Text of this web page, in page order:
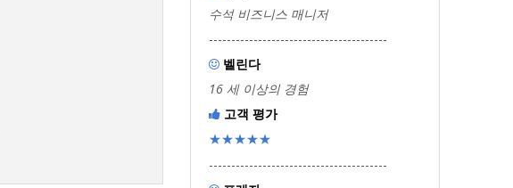
수석 비즈니스 매니저
----------------------------------------
 벨린다
16 세 이상의 경험
 고객 평가
★★★★★
----------------------------------------